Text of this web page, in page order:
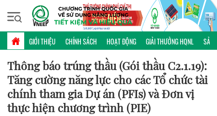
GIỚI THIỆU CHÍNH SÁCH HOẠT ĐỘNG GIẢI THƯỞNG HQNL SẢN
Thứ năm, 06/08/2026 | 09:06 GMT+7
HỢP TÁC QUỐC TẾ
Thông báo trúng thầu (Gói thầu C2.1.19):
Tăng cường năng lực cho các Tổ chức tài
chính tham gia Dự án (PFIs) và Đơn vị
thực hiện chương trình (PIE)